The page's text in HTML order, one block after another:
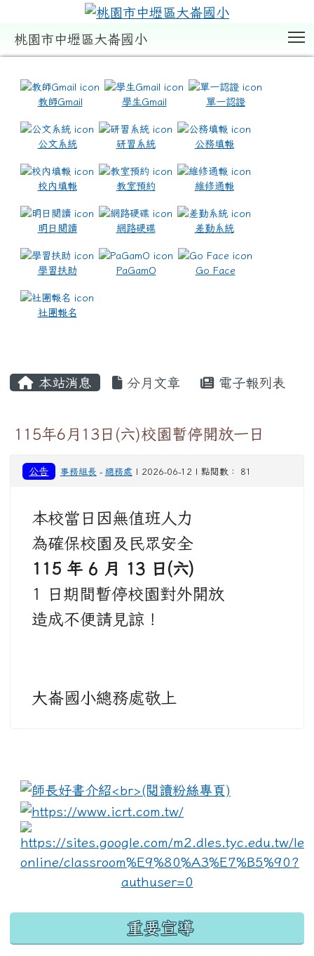
桃園市中壢區大崙國小
教師Gmail 學生Gmail 單一認證
公文系統 研習系統 公務填報
校內填報 教室預約 維修通報
明日閱讀 網路硬碟 差勤系統
學習扶助 PaGamO Go Face
社團報名
本站消息 分月文章 電子報列表
115年6月13日(六)校園暫停開放一日
公告 事務組長 - 總務處 | 2026-06-12 | 點閱數： 81
本校當日因無值班人力
為確保校園及民眾安全
115 年 6 月 13 日(六)
1 日期間暫停校園對外開放
造成不便請見諒！
大崙國小總務處敬上
link to https://
重要宣導